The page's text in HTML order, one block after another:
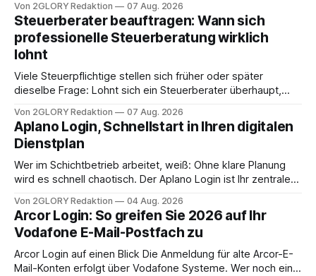
angewiesen ist, stellt sich für Familien eine schwierige
Frage: Muss die Versorgung dauerhaft in der Klinik bleiben –
oder ist ein Leben zu Hause möglich? Die außerklinische
Intensivpflege bietet genau diese Alternative: Sie
Von 2GLORY Redaktion 07 Aug. 2026
Steuerberater beauftragen: Wann sich
professionelle Steuerberatung wirklich
lohnt
Viele Steuerpflichtige stellen sich früher oder später
dieselbe Frage: Lohnt sich ein Steuerberater überhaupt,
erledigen? Die kurze Antwort: Bei einfachen
Einkommensverhältnissen reicht häufig eine Steuersoftware
aus – sobald jedoch mehrere Einkunftsarten
zusammentreffen oder größere finanzielle Veränderungen
anstehen, zahlt sich professionelle Unterstützung meist
Von 2GLORY Redaktion 07 Aug. 2026
Aplano Login, Schnellstart in Ihren digitalen
Dienstplan
Wer im Schichtbetrieb arbeitet, weiß: Ohne klare Planung
wird es schnell chaotisch. Der Aplano Login ist Ihr zentraler
abwesenheiten und die gesamte kommunikation rund um
Ihr personal digital zu organisieren. In diesem Leitfaden
erfahren Sie alles, was Sie für einen reibungslosen Einstieg
brauchen, von der Registrierung
Von 2GLORY Redaktion 04 Aug. 2026
Arcor Login: So greifen Sie 2026 auf Ihr
Vodafone E-Mail-Postfach zu
Arcor Login auf einen Blick Die Anmeldung für alte Arcor-E-
Mail-Konten erfolgt über Vodafone Systeme. Wer noch eine